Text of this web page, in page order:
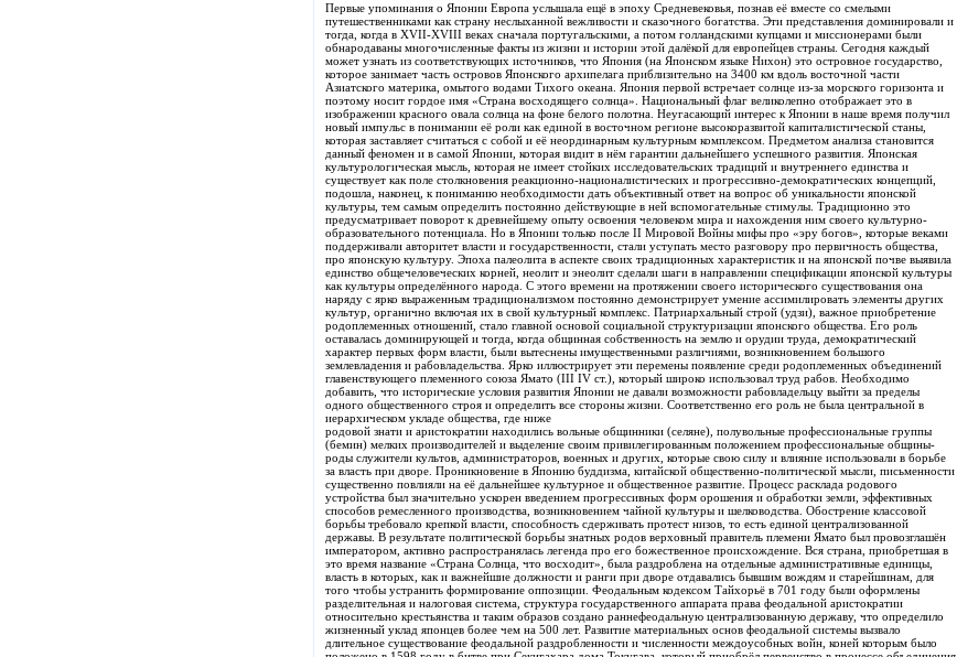
Первые упоминания о Японии Европа услышала ещё в эпоху Средневековья, познав её вместе со смелыми
путешественниками как страну неслыханной вежливости и сказочного богатства. Эти представления доминировали и
тогда, когда в XVII-XVIII веках сначала португальскими, а потом голландскими купцами и миссионерами были
обнародаваны многочисленные факты из жизни и истории этой далёкой для европейцев страны. Сегодня каждый
может узнать из соответствующих источников, что Япония (на Японском языке Нихон) это островное государство,
которое занимает часть островов Японского архипелага приблизительно на 3400 км вдоль восточной части
Азиатского материка, омытого водами Тихого океана. Япония первой встречает солнце из-за морского горизонта и
поэтому носит гордое имя «Страна восходящего солнца». Национальный флаг великолепно отображает это в
изображении красного овала солнца на фоне белого полотна. Неугасающий интерес к Японии в наше время получил
новый импульс в понимании её роли как единой в восточном регионе высокоразвитой капиталистической станы,
которая заставляет считаться с собой и её неординарным культурным комплексом. Предметом анализа становится
данный феномен и в самой Японии, которая видит в нём гарантии дальнейшего успешного развития. Японская
культурологическая мысль, которая не имеет стойких исследовательских традиций и внутреннего единства и
существует как поле столкновения реакционно-националистических и прогрессивно-демократических концепций,
подошла, наконец, к пониманию необходимости дать объективный ответ на вопрос об уникальности японской
культуры, тем самым определить постоянно действующие в ней вспомогательные стимулы. Традиционно это
предусматривает поворот к древнейшему опыту освоения человеком мира и нахождения ним своего культурно-
образовательного потенциала. Но в Японии только после II Мировой Войны мифы про «эру богов», которые веками
поддерживали авторитет власти и государственности, стали уступать место разговору про первичность общества,
про японскую культуру. Эпоха палеолита в аспекте своих традиционных характеристик и на японской почве выявила
единство общечеловеческих корней, неолит и энеолит сделали шаги в направлении спецификации японской культуры
как культуры определённого народа. С этого времени на протяжении своего исторического существования она
наряду с ярко выраженным традиционализмом постоянно демонстрирует умение ассимилировать элементы других
культур, органично включая их в свой культурный комплекс. Патриархальный строй (удзи), важное приобретение
родоплеменных отношений, стало главной основой социальной структуризации японского общества. Его роль
оставалась доминирующей и тогда, когда общинная собственность на землю и орудии труда, демократический
характер первых форм власти, были вытеснены имущественными различиями, возникновением большого
землевладения и рабовладельства. Ярко иллюстрирует эти перемены появление среди родоплеменных объединений
главенствующего племенного союза Ямато (III IV ст.), который широко использовал труд рабов. Необходимо
добавить, что исторические условия развития Японии не давали возможности рабовладельцу выйти за пределы
одного общественного строя и определить все стороны жизни. Соответственно его роль не была центральной в
иерархическом укладе общества, где ниже
родовой знати и аристократии находились вольные общинники (селяне), полувольные профессиональные группы
(бемин) мелких производителей и выделение своим привилегированным положением профессиональные общины-
роды служители культов, администраторов, военных и других, которые свою силу и влияние использовали в борьбе
за власть при дворе. Проникновение в Японию буддизма, китайской общественно-политической мысли, письменности
существенно повлияли на её дальнейшее культурное и общественное развитие. Процесс расклада родового
устройства был значительно ускорен введением прогрессивных форм орошения и обработки земли, эффективных
способов ремесленного производства, возникновением чайной культуры и шелководства. Обострение классовой
борьбы требовало крепкой власти, способность сдерживать протест низов, то есть единой централизованной
державы. В результате политической борьбы знатных родов верховный правитель племени Ямато был провозглашён
императором, активно распространялась легенда про его божественное происхождение. Вся страна, приобретшая в
это время название «Страна Солнца, что восходит», была раздроблена на отдельные административные единицы,
власть в которых, как и важнейшие должности и ранги при дворе отдавались бывшим вождям и старейшинам, для
того чтобы устранить формирование оппозиции. Феодальным кодексом Тайхорьё в 701 году были оформлены
разделительная и налоговая система, структура государственного аппарата права феодальной аристократии
относительно крестьянства и таким образов создано раннефеодальную централизованную державу, что определило
жизненный уклад японцев более чем на 500 лет. Развитие материальных основ феодальной системы вызвало
длительное существование феодальной раздробленности и численности междоусобных войн, коней которым было